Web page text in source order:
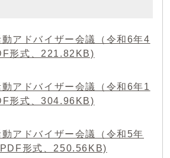
アドバイザー会議（令和6年4
形式、221.82KB)
アドバイザー会議（令和6年1
形式、304.96KB)
アドバイザー会議（令和5年
形式、250.56KB)